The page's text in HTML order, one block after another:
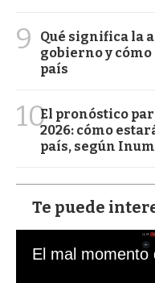
9
Qué significa la
gobierno y cómo
país
10El pronóstico
2026: cómo
país, según
Te puede